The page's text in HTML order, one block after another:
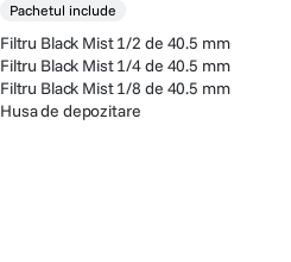
Pachetul include
Filtru Black Mist 1/2 de 40.5 mm
Filtru Black Mist 1/4 de 40.5 mm
Filtru Black Mist 1/8 de 40.5 mm
Husa de depozitare